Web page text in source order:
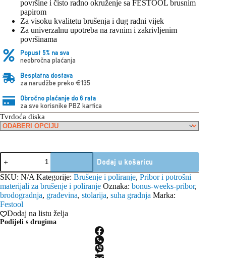
površine i čisto radno okruženje sa FESTOOL brusnim
papirom
Za visoku kvalitetu brušenja i dug radni vijek
Za univerzalnu upotreba na ravnim i zakrivljenim
površinama
Popust 5% na sva
neobročna plaćanja
Besplatna dostava
za narudžbe preko €135
Obročno plaćanje do 6 rata
za sve korisnike PBZ kartica
Tvrdoća diska
Festool
brusni
disk
D150
M8
količina
Dodaj u košaricu
SKU: N/A Kategorije: Brušenje i poliranje, Pribor i potrošni
materijali za brušenje i poliranje Oznaka: bonus-weeks-pribor,
brodogradnja, građevina, stolarija, suha gradnja Marka:
Festool
Dodaj na listu želja
Podijeli s drugima